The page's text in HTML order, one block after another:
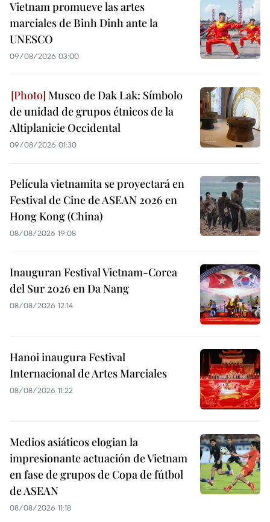
Vietnam promueve las artes
marciales de Binh Dinh ante la
UNESCO
09/08/2026 03:00
Museo de Dak Lak: Símbolo
de unidad de grupos étnicos de la
Altiplanicie Occidental
09/08/2026 01:30
Película vietnamita se proyectará en
Festival de Cine de ASEAN 2026 en
Hong Kong (China)
08/08/2026 19:08
Inauguran Festival Vietnam-Corea
del Sur 2026 en Da Nang
08/08/2026 12:14
Hanoi inaugura Festival
Internacional de Artes Marciales
08/08/2026 11:22
Medios asiáticos elogian la
impresionante actuación de Vietnam
en fase de grupos de Copa de fútbol
de ASEAN
08/08/2026 11:18